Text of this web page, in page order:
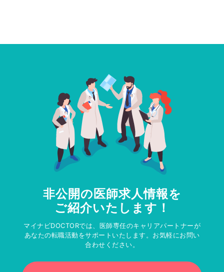
非公開の医師求人情報を
ご紹介いたします！
マイナビDOCTORでは、医師専任のキャリアパートナーが
あなたの転職活動をサポートいたします。お気軽にお問い
合わせください。